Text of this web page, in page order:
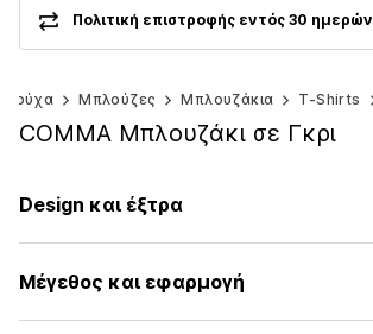
Πολιτική επιστροφής εντός 30 ημερών
Ρούχα Μπλούζες Μπλουζάκια T-Shirts
COMMA Μπλουζάκι σε Γκρι
Design και έξτρα
Ζέρσεϊ
Στρόγγυλη λαιμόκοψη
Μέγεθος και εφαρμογή